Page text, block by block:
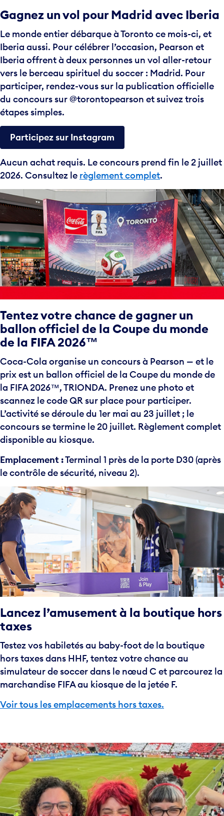
Gagnez un vol pour Madrid avec Iberia
Le monde entier débarque à Toronto ce mois-ci, et
Iberia aussi. Pour célébrer l’occasion, Pearson et
Iberia offrent à deux personnes un vol aller-retour
vers le berceau spirituel du soccer : Madrid. Pour
participer, rendez-vous sur la publication officielle
du concours sur @torontopearson et suivez trois
étapes simples.
Participez sur Instagram
Aucun achat requis. Le concours prend fin le 2 juillet
2026. Consultez le règlement complet.
Tentez votre chance de gagner un
ballon officiel de la Coupe du monde
de la FIFA 2026™
Coca-Cola organise un concours à Pearson — et le
prix est un ballon officiel de la Coupe du monde de
la FIFA 2026™️, TRIONDA. Prenez une photo et
scannez le code QR sur place pour participer.
L’activité se déroule du 1er mai au 23 juillet ; le
concours se termine le 20 juillet. Règlement complet
disponible au kiosque.
Emplacement :Terminal 1 près de la porte D30 (après
le contrôle de sécurité, niveau 2).
Lancez l’amusement à la boutique hors
taxes
Testez vos habiletés au baby-foot de la boutique
hors taxes dans HHF, tentez votre chance au
simulateur de soccer dans le nœud C et parcourez la
marchandise FIFA au kiosque de la jetée F.
Voir tous les emplacements hors taxes.